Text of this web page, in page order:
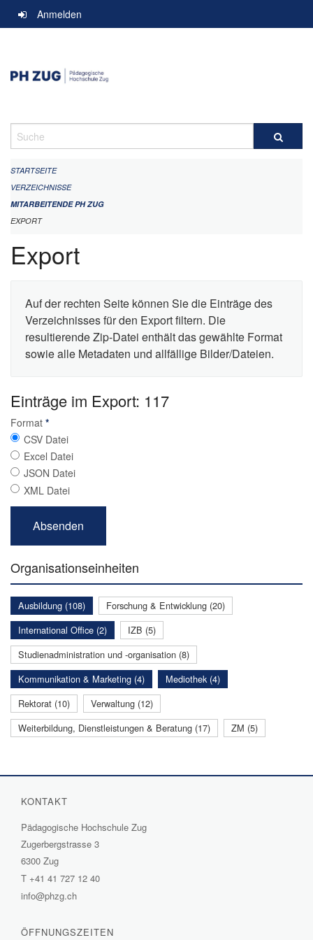
Navigation
überspringen
Anmelden
Suche
STARTSEITE
VERZEICHNISSE
MITARBEITENDE PH ZUG
EXPORT
Export
Auf der rechten Seite können Sie die Einträge des
Verzeichnisses für den Export filtern. Die
resultierende Zip-Datei enthält das gewählte Format
sowie alle Metadaten und allfällige Bilder/Dateien.
Einträge im Export: 117
Format *
CSV Datei
Excel Datei
JSON Datei
XML Datei
Organisationseinheiten
Ausbildung (108)
Forschung & Entwicklung (20)
International Office (2)
IZB (5)
Studienadministration und -organisation (8)
Kommunikation & Marketing (4)
Mediothek (4)
Rektorat (10)
Verwaltung (12)
Weiterbildung, Dienstleistungen & Beratung (17)
ZM (5)
KONTAKT
Pädagogische Hochschule Zug
Zugerbergstrasse 3
6300 Zug
T +41 41 727 12 40
info@phzg.ch
ÖFFNUNGSZEITEN